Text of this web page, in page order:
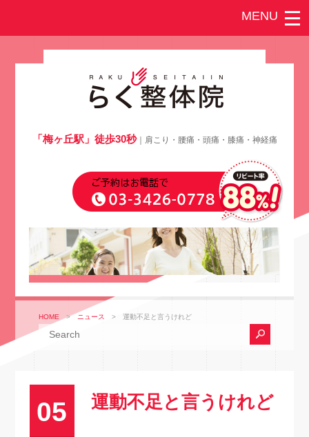
「梅ヶ丘駅」徒歩30秒｜肩こり・腰痛・頭痛・膝痛・神経痛
HOME > ニュース > 運動不足と言うけれど
05 運動不足と言うけれど